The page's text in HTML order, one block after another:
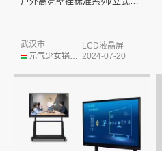
元气少女锅德缸
武汉市
LCD液晶屏
2024-07-20